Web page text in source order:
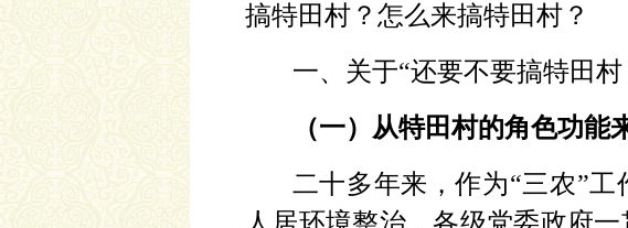
搞特田村？怎么来搞特田村？
一、关于“还要不要搞特田村
（一）从特田村的角色功
二十多年来，作为“三农”工